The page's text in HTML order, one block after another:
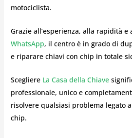
motociclista.
Grazie all’esperienza, alla rapidità e
WhatsApp, il centro è in grado di
e riparare chiavi con chip in totale
ScegliereLa Casa della Chiave
professionale, unico e
risolvere qualsiasi problema legato
chip.